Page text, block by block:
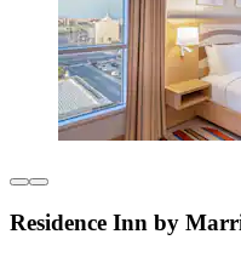
Residence Inn by